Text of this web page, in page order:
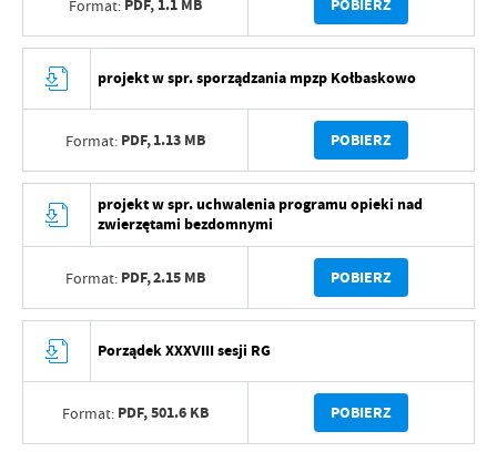
Format: PDF, 1.1 MB POBIERZ
projekt w spr. sporządzania mpzp Kołbaskowo
Format: PDF,1.13 MB POBIERZ
projekt w spr. uchwalenia programu opieki nad
zwierzętami bezdomnymi
Format: PDF,2.15 MB POBIERZ
Porządek XXXVIII sesji RG
Format: PDF,501.6 KB POBIERZ